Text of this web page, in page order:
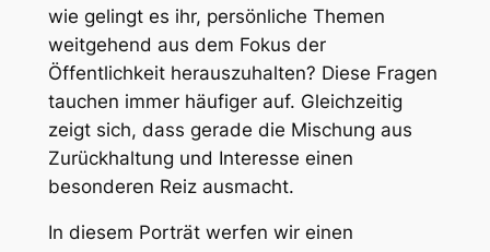
wie gelingt es ihr, persönliche Themen
weitgehend aus dem Fokus der
Öffentlichkeit herauszuhalten? Diese Fragen
tauchen immer häufiger auf. Gleichzeitig
zeigt sich, dass gerade die Mischung aus
Zurückhaltung und Interesse einen
besonderen Reiz ausmacht.
In diesem Porträt werfen wir einen